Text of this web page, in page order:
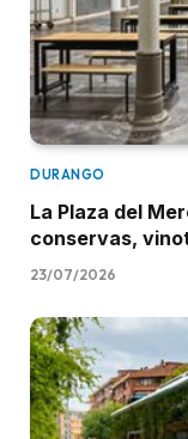
DURANGO
La Plaza del
conservas,
23/07/2026